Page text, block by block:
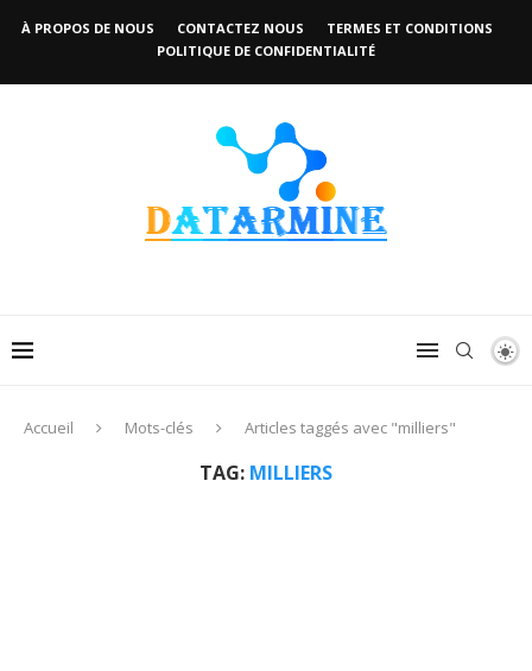
À PROPOS DE NOUS CONTACTEZ NOUS
TERMES ET CONDITIONS
POLITIQUE DE CONFIDENTIALITÉ
Accueil Mots-clés Articles taggés avec "milliers"
TAG: MILLIERS